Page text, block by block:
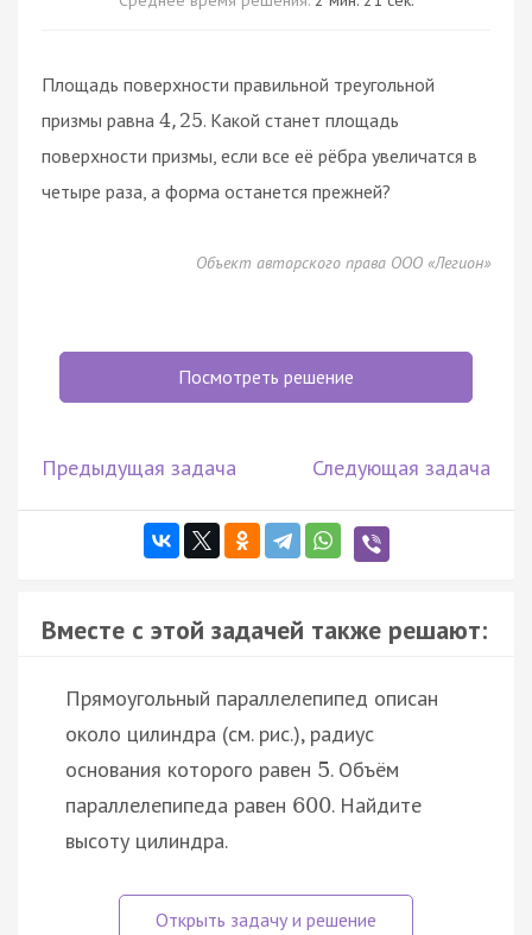
Площадь поверхности правильной треугольной
призмы равна 4, 25. Какой станет площадь
поверхности призмы, если все её рёбра увеличатся в
четыре раза, а форма останется прежней?
Объект авторского права ООО «Легион»
Посмотреть решение
Предыдущая задача Следующая задача
Вместе с этой задачей также решают:
Прямоугольный параллелепипед описан
около цилиндра (см. рис.), радиус
основания которого равен 5. Объём
параллелепипеда равен 600. Найдите
высоту цилиндра.